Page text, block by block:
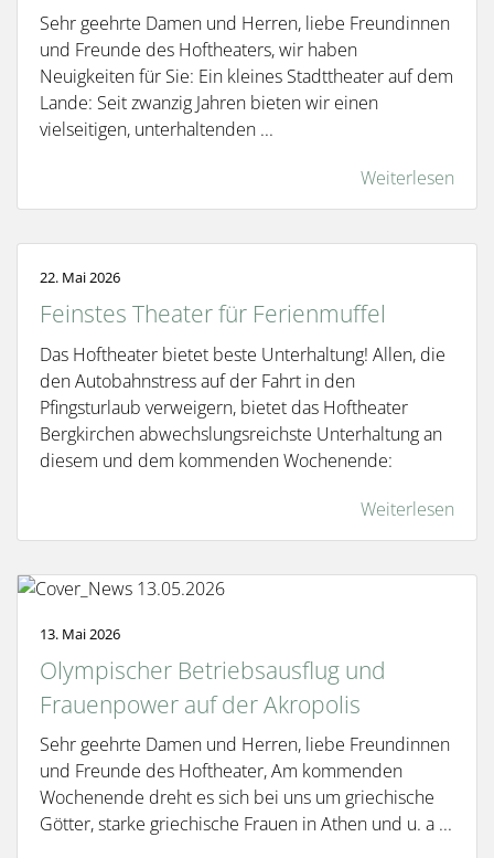
Sehr geehrte Damen und Herren, liebe Freundinnen
und Freunde des Hoftheaters, wir haben
Neuigkeiten für Sie: Ein kleines Stadttheater auf dem
Lande: Seit zwanzig Jahren bieten wir einen
vielseitigen, unterhaltenden ...
Weiterlesen
22. Mai 2026
Feinstes Theater für Ferienmuffel
Das Hoftheater bietet beste Unterhaltung! Allen, die
den Autobahnstress auf der Fahrt in den
Pfingsturlaub verweigern, bietet das Hoftheater
Bergkirchen abwechslungsreichste Unterhaltung an
diesem und dem kommenden Wochenende:
Weiterlesen
13. Mai 2026
Olympischer Betriebsausflug und
Frauenpower auf der Akropolis
Sehr geehrte Damen und Herren, liebe Freundinnen
und Freunde des Hoftheater, Am kommenden
Wochenende dreht es sich bei uns um griechische
Götter, starke griechische Frauen in Athen und u. a ...